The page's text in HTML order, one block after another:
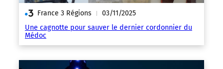
France 3 Régions | 03/11/2025
Une cagnotte pour sauver le dernier cordonnier du
Médoc